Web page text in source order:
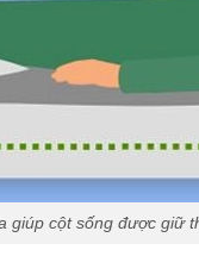
giúp cột sống được giữ